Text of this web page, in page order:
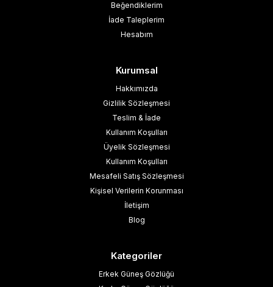
Beğendiklerim
İade Taleplerim
Hesabım
Kurumsal
Hakkımızda
Gizlilik Sözleşmesi
Teslim & İade
Kullanım Koşulları
Üyelik Sözleşmesi
Kullanım Koşulları
Mesafeli Satış Sözleşmesi
Kişisel Verilerin Korunması
İletişim
Blog
Kategoriler
Erkek Güneş Gözlüğü